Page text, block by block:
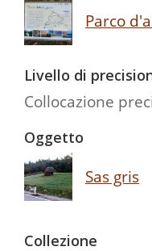
Parco
Livello di
Collocazione
Oggetto
Sas gris
Collezione